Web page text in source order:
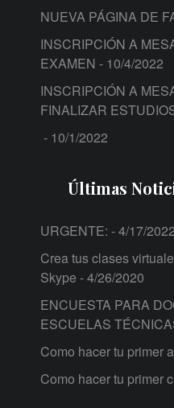
NUEVA PÁGINA DE
INSCRIPCIÓN A
EXAMEN - 10/4/2022
INSCRIPCIÓN A
FINALIZAR
- 10/1/2022
Últimas
URGENTE: - 4/17/2022
Crea tus clases
Skype - 4/26/2020
ENCUESTA PARA
ESCUELAS
Como hacer tu primer
Como hacer tu primer